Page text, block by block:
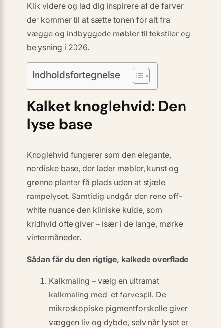
Klik videre og lad dig inspirere af de farver,
der kommer til at sætte tonen for alt fra
vægge og indbyggede møbler til tekstiler og
belysning i 2026.
Indholdsfortegnelse
Kalket knoglehvid: Den
lyse base
Knoglehvid fungerer som den elegante,
nordiske base, der lader møbler, kunst og
grønne planter få plads uden at stjæle
rampelyset. Samtidig undgår den rene off-
white nuance den kliniske kulde, som
kridhvid ofte giver – især i de lange, mørke
vintermåneder.
Sådan får du den rigtige, kalkede overflade
Kalkmaling – vælg en ultramat
kalkmaling med let farvespil. De
mikroskopiske pigmentforskelle giver
væggen liv og dybde, selv når lyset er